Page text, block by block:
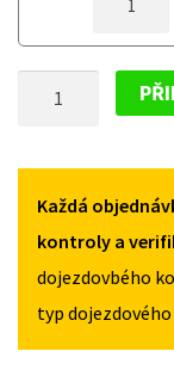
KOLO
OD
COUNTRYMAN
OD
125/70R16
MNOŽSTVÍ
Každá
kontroly a
dojezdovbého
typ